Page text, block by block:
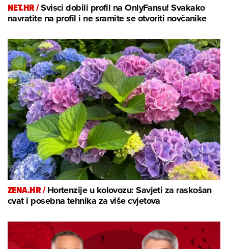
NET.HR /Svisci dobili profil na OnlyFansu! Svakako
navratite na profil i ne sramite se otvoriti novčanike
ZENA.HR /Hortenzije u kolovozu: Savjeti za raskošan
cvat i posebna tehnika za više cvjetova